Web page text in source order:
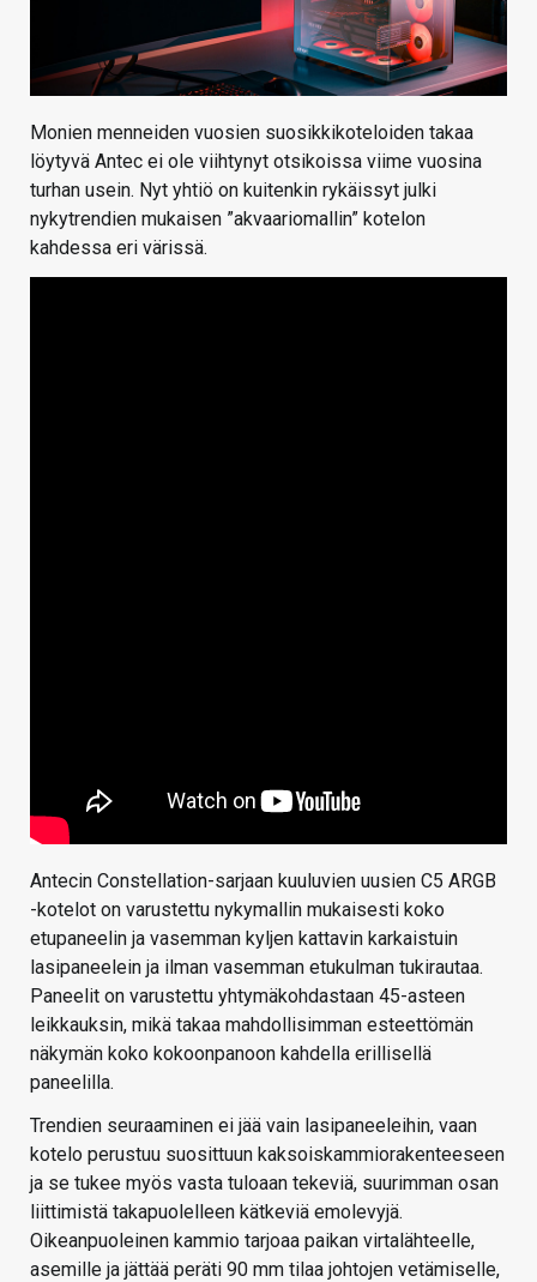
HAKU
Monien menneiden vuosien suosikkikoteloiden takaa
löytyvä Antec ei ole viihtynyt otsikoissa viime vuosina
turhan usein. Nyt yhtiö on kuitenkin rykäissyt julki
nykytrendien mukaisen ”akvaariomallin” kotelon
kahdessa eri värissä.
Antecin Constellation-sarjaan kuuluvien uusien C5 ARGB
-kotelot on varustettu nykymallin mukaisesti koko
etupaneelin ja vasemman kyljen kattavin karkaistuin
lasipaneelein ja ilman vasemman etukulman tukirautaa.
Paneelit on varustettu yhtymäkohdastaan 45-asteen
leikkauksin, mikä takaa mahdollisimman esteettömän
näkymän koko kokoonpanoon kahdella erillisellä
paneelilla.
Trendien seuraaminen ei jää vain lasipaneeleihin, vaan
kotelo perustuu suosittuun kaksoiskammiorakenteeseen
ja se tukee myös vasta tuloaan tekeviä, suurimman osan
liittimistä takapuolelleen kätkeviä emolevyjä.
Oikeanpuoleinen kammio tarjoaa paikan virtalähteelle,
asemille ja jättää peräti 90 mm tilaa johtojen vetämiselle,